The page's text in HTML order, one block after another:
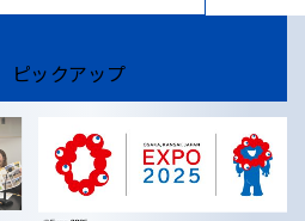
ピックアップ